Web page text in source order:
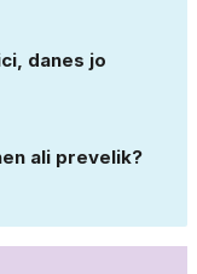
danes jo
ali prevelik?